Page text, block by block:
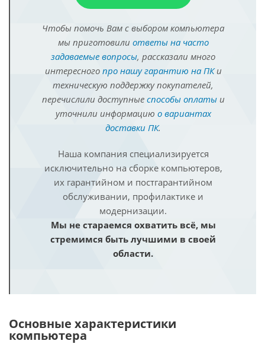
Чтобы помочь Вам с выбором компьютера
мы приготовили ответы на часто
задаваемые вопросы, рассказали много
интересного про нашу гарантию на ПКи
техническую поддержку покупателей,
перечислили доступные способы оплатыи
уточнили информацию о вариантах
доставки ПК.
Наша компания специализируется
исключительно на сборке компьютеров,
их гарантийном и постгарантийном
обслуживании, профилактике и
модернизации.
Мы не стараемся охватить всё, мы
стремимся быть лучшими в своей
области.
Основные характеристики
компьютера